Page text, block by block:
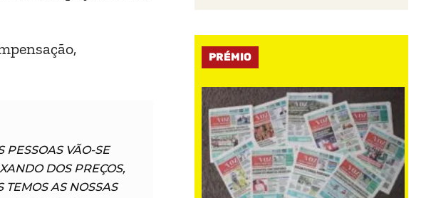
PESSOAS VÃO-SE
DOS PREÇOS,
TEMOS AS NOSSAS
PRÉMIO